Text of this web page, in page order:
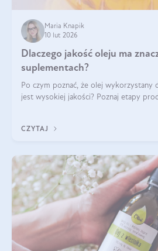
Maria Knapik
10 lut 2026
Dlaczego jakość oleju ma
suplementach?
Po czym poznać, że olej
jest wysokiej jakości? Poznaj etapy
CZYTAJ